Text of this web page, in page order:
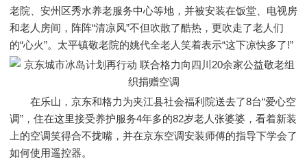
老院、安州区秀水养老服务中心等地，并被安装在饭堂、电视房
和老人房间，阵阵“清凉风”不但吹散了酷热，更吹走了老人们
的“心火”。太平镇敬老院的姚代全老人笑着表示“这下凉快多了!”
在乐山，京东和格力为夹江县社会福利院送去了8台“爱心空
调”，住在这里接受养护服务4年多的82岁老人张婆婆，看着新装
上的空调笑得合不拢嘴，并在京东空调安装师傅的指导下学会了
如何使用遥控器。